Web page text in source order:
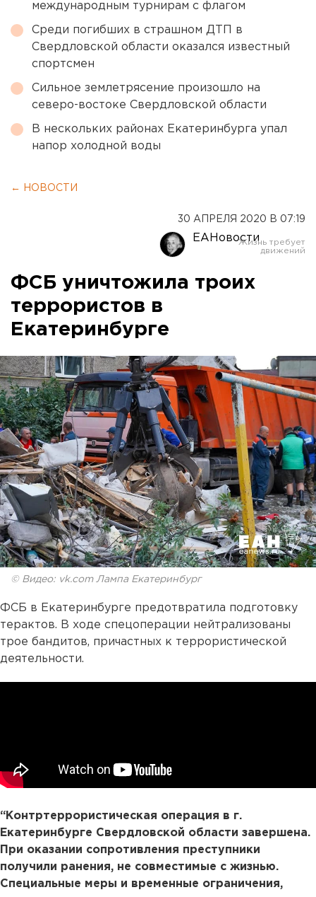
международным турнирам с флагом
Среди погибших в страшном ДТП в
Свердловской области оказался известный
спортсмен
Сильное землетрясение произошло на
северо-востоке Свердловской области
В нескольких районах Екатеринбурга упал
напор холодной воды
← НОВОСТИ
30 АПРЕЛЯ 2020 В 07:19
ЕАНовости
ФСБ уничтожила троих
террористов в
Екатеринбурге
© Видео: vk.com Лампа Екатеринбург
ФСБ в Екатеринбурге предотвратила подготовку
терактов. В ходе спецоперации нейтрализованы
трое бандитов, причастных к террористической
деятельности.
“Контртеррористическая операция в г.
Екатеринбурге Свердловской области завершена.
При оказании сопротивления преступники
получили ранения, не совместимые с жизнью.
Специальные меры и временные ограничения,